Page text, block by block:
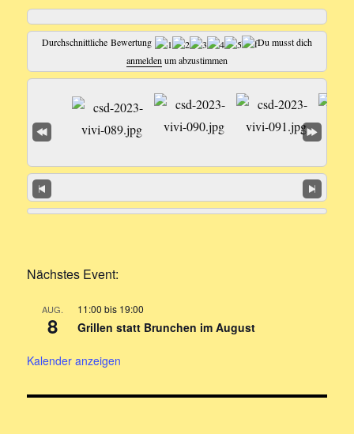
Durchschnittliche Bewertung
Du musst dich
anmelden um abzustimmen
Nächstes Event:
AUG.
8
11:00 bis 19:00
Grillen statt Brunchen im August
Kalender anzeigen